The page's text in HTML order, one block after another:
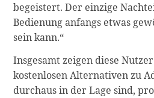
begeistert. Der einzige
Bedienung anfangs etwas
sein kann.“
Insgesamt zeigen diese
kostenlosen Alternativen zu
durchaus in der Lage sind,